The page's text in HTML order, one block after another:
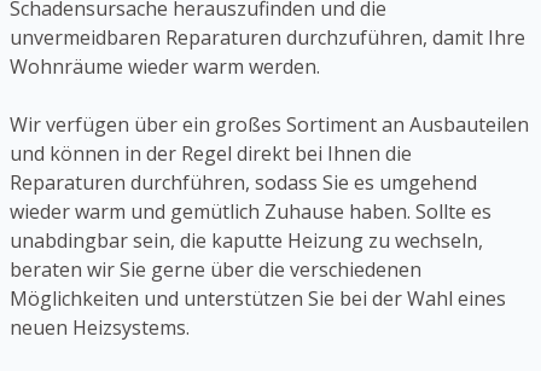
Schadensursache herauszufinden und die
unvermeidbaren Reparaturen durchzuführen, damit Ihre
Wohnräume wieder warm werden.
Wir verfügen über ein großes Sortiment an Ausbauteilen
und können in der Regel direkt bei Ihnen die
Reparaturen durchführen, sodass Sie es umgehend
wieder warm und gemütlich Zuhause haben. Sollte es
unabdingbar sein, die kaputte Heizung zu wechseln,
beraten wir Sie gerne über die verschiedenen
Möglichkeiten und unterstützen Sie bei der Wahl eines
neuen Heizsystems.